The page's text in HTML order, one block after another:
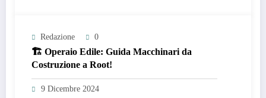
Redazione 0
🏗️ Operaio Edile: Guida Macchinari da
Costruzione a Root!
9 Dicembre 2024